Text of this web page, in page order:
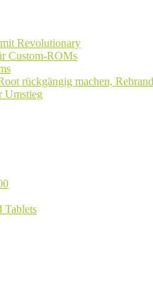
Revolutionary
Custom-ROMs
rückgängig machen,
Umstieg
Tablets